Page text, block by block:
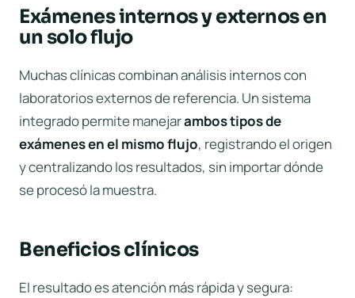
Exámenes internos y externos en
un solo flujo
Muchas clínicas combinan análisis internos con
laboratorios externos de referencia. Un sistema
integrado permite manejarambos tipos de
exámenes en el mismo flujo, registrando el origen
y centralizando los resultados, sin importar dónde
se procesó la muestra.
Beneficios clínicos
El resultado es atención más rápida y segura: